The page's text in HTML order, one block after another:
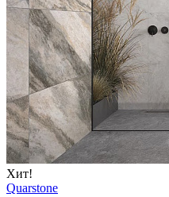
Хит!
Quarstone